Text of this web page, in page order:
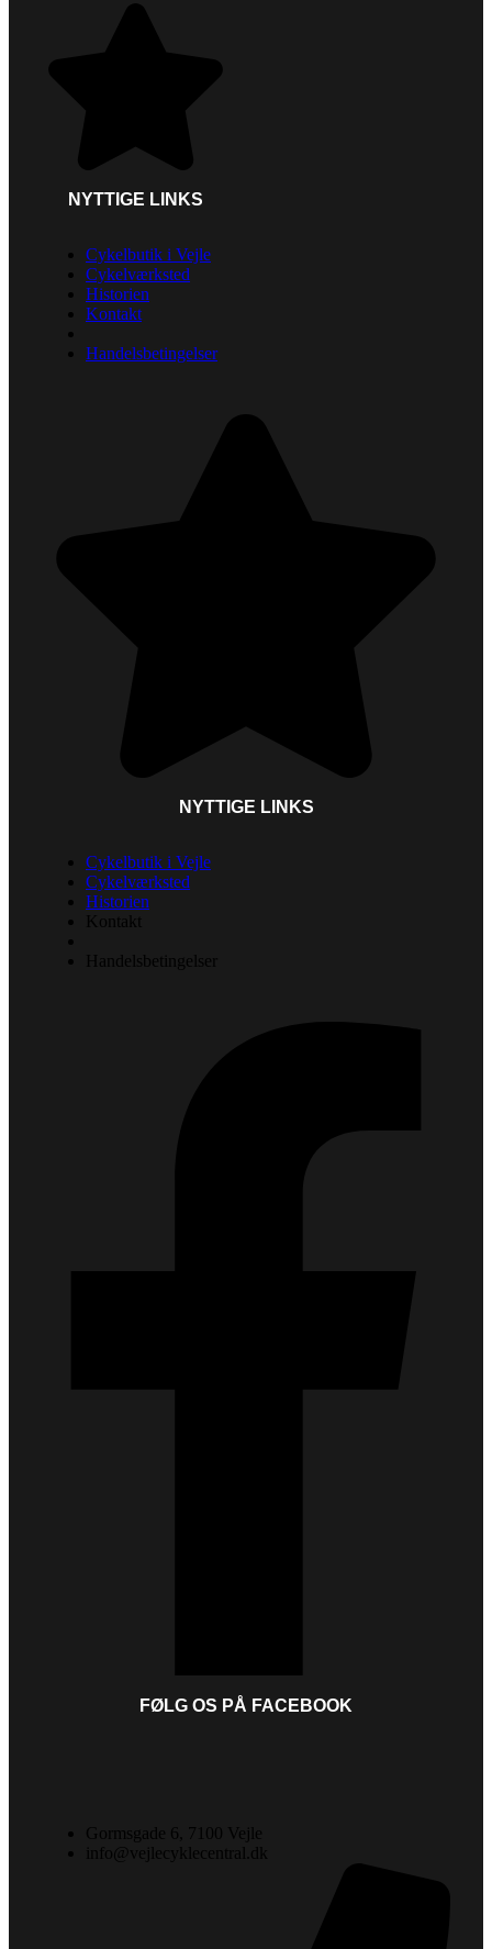
NYTTIGE LINKS
Cykelbutik i Vejle
Cykelværksted
Historien
Kontakt
Handelsbetingelser
NYTTIGE LINKS
Cykelbutik i Vejle
Cykelværksted
Historien
Kontakt
Handelsbetingelser
FØLG OS PÅ FACEBOOK
Gormsgade 6, 7100 Vejle
info@vejlecyklecentral.dk